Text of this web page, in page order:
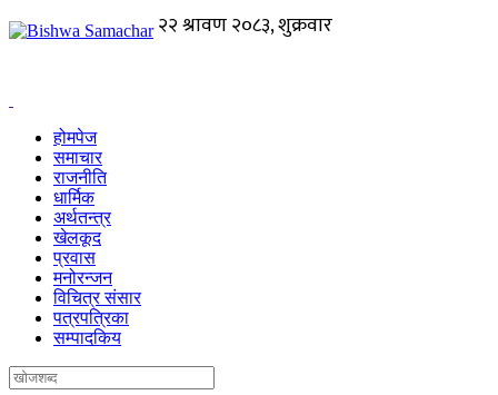
होमपेज
समाचार
राजनीति
धार्मिक
अर्थतन्त्र
खेलकूद
प्रवास
मनोरन्जन
विचित्र संसार
पत्रपत्रिका
सम्पादकिय